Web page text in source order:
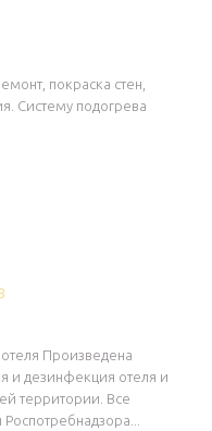
покраска стен,
Систему подогрева
Произведена
и дезинфекция отеля и
территории. Все